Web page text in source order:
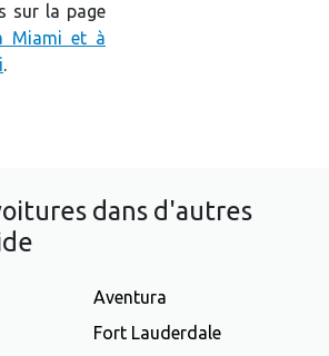
sur la page
Miami et à
.
dans d'autres
Aventura
Fort Lauderdale